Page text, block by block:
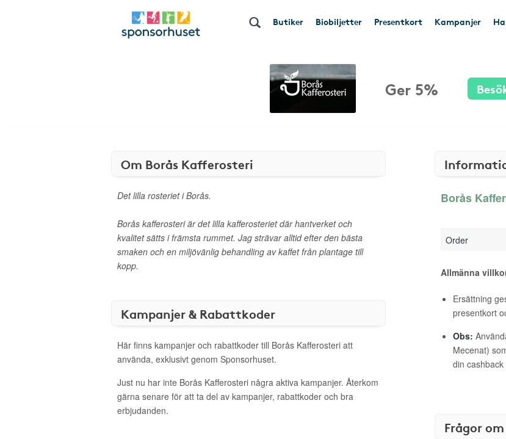
Butiker Biobiljetter Presentkort Kampanjer
Ger 5%
Om Borås Kafferosteri
Det lilla rosteriet i Borås.
Borås kafferosteri är det lilla kafferosteriet där hantverket och
kvalitet sätts i främsta rummet. Jag strävar alltid efter den bästa
smaken och en miljövänlig behandling av kaffet från plantage till
kopp.
Kampanjer & Rabattkoder
Här finns kampanjer och rabattkoder till Borås Kafferosteri att
använda, exklusivt genom Sponsorhuset.
Just nu har inte Borås Kafferosteri några aktiva kampanjer. Återkom
gärna senare för att ta del av kampanjer, rabattkoder och bra
erbjudanden.
Borås
Order
Allmänna
Ersättning
presentkort
Obs:
Mecenat)
din
Frågor